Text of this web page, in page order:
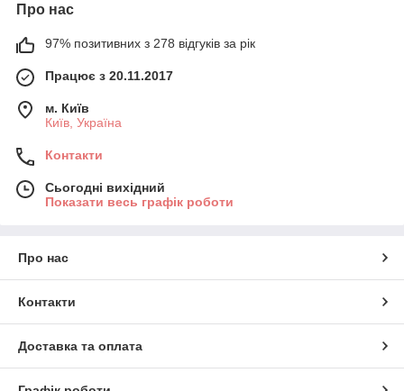
Про нас
97% позитивних з 278 відгуків за рік
Працює з 20.11.2017
м. Київ
Київ, Україна
Контакти
Сьогодні вихідний
Показати весь графік роботи
Про нас
Контакти
Доставка та оплата